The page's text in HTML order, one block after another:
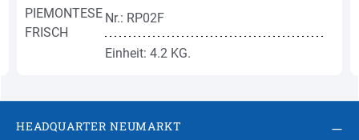
Nr.: RP02F
Einheit: 4.2 KG.
HEADQUARTER NEUMARKT